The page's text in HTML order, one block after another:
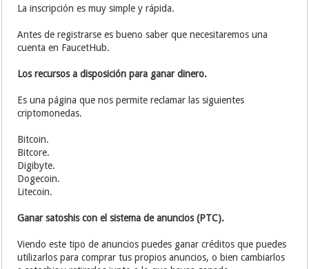
La inscripción es muy simple y rápida.
Antes de registrarse es bueno saber que necesitaremos una
cuenta en FaucetHub.
Los recursos a disposición para ganar dinero.
Es una página que nos permite reclamar las siguientes
criptomonedas.
Bitcoin.
Bitcore.
Digibyte.
Dogecoin.
Litecoin.
Ganar satoshis con el sistema de anuncios (PTC).
Viendo este tipo de anuncios puedes ganar créditos que puedes
utilizarlos para comprar tus propios anuncios, o bien cambiarlos